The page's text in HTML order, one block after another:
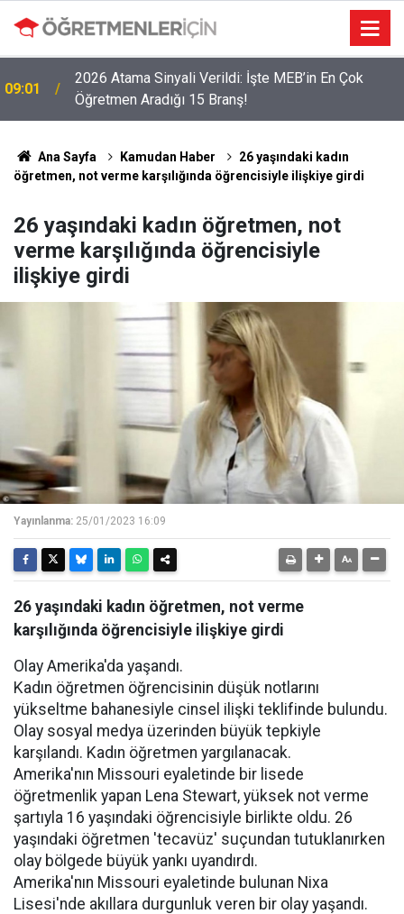
09:01
2026 Atama Sinyali Verildi: İşte MEB’in En Çok
Öğretmen Aradığı 15 Branş!
Ana Sayfa Kamudan Haber
26 yaşındaki kadın
öğretmen, not verme karşılığında öğrencisiyle ilişkiye girdi
26 yaşındaki kadın öğretmen, not
verme karşılığında öğrencisiyle
ilişkiye girdi
Yayınlanma: 25/01/2023 16:09
26 yaşındaki kadın öğretmen, not verme
karşılığında öğrencisiyle ilişkiye girdi
Olay Amerika'da yaşandı.
Kadın öğretmen öğrencisinin düşük notlarını
yükseltme bahanesiyle cinsel ilişki teklifinde bulundu.
Olay sosyal medya üzerinden büyük tepkiyle
karşılandı. Kadın öğretmen yargılanacak.
Amerika'nın Missouri eyaletinde bir lisede
öğretmenlik yapan Lena Stewart, yüksek not verme
şartıyla 16 yaşındaki öğrencisiyle birlikte oldu. 26
yaşındaki öğretmen 'tecavüz' suçundan tutuklanırken
olay bölgede büyük yankı uyandırdı.
Amerika'nın Missouri eyaletinde bulunan Nixa
Lisesi'nde akıllara durgunluk veren bir olay yaşandı.